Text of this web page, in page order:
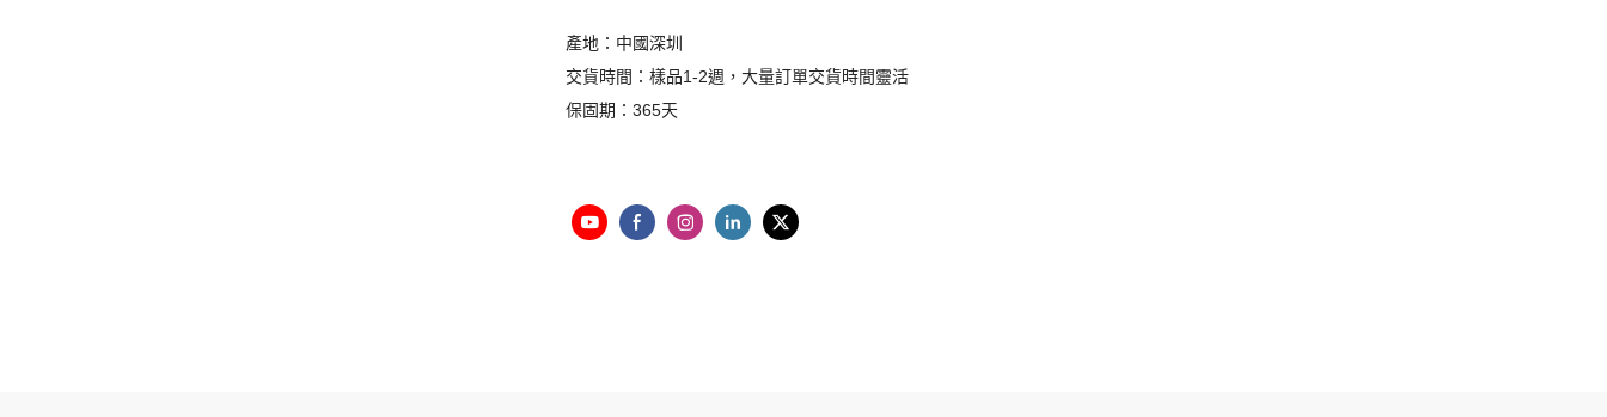
產地：中國深圳
交貨時間：樣品1-2週，大量訂單交貨時間靈活
保固期：365天